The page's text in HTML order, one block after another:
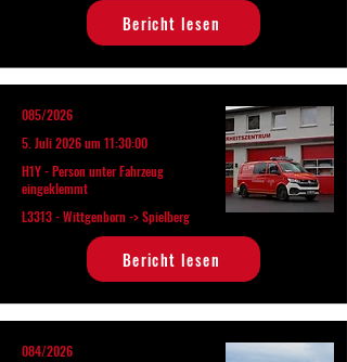
Bericht lesen
085/2026
5. Juli 2026 um 11:30:00
H1Y - Person unter Fahrzeug
eingeklemmt
L3313 - Wittgenborn -> Spielberg
Bericht lesen
084/2026